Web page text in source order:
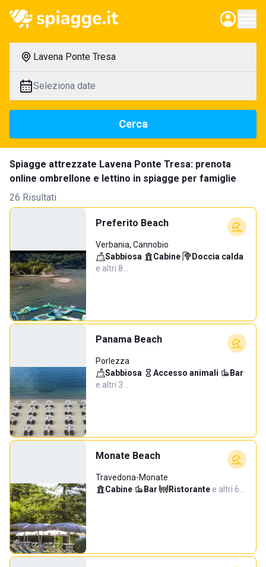
Lavena Ponte Tresa
Seleziona date
Cerca
Spiagge attrezzate Lavena Ponte Tresa: prenota
online ombrellone e lettino in spiagge per famiglie
26 Risultati
Preferito Beach
Verbania, Cannobio
Sabbiosa· Cabine· Doccia calda·
e altri 8…
Panama Beach
Porlezza
Sabbiosa· Accesso animali· Bar·
e altri 3…
Monate Beach
Travedona-Monate
Cabine· Bar· Ristorante·e altri 6…